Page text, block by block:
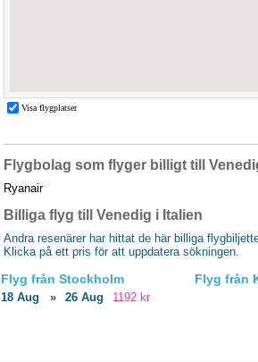
Flygbolag som flyger billigt till
Ryanair
Billiga flyg till Venedig i Italien
Andra resenärer har hittat de här billiga
Klicka på ett pris för att uppdatera sökningen.
Flyg från Stockholm
18 Aug » 26 Aug 1192 kr
Flyg från